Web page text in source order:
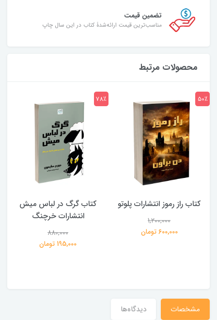
تضمین قیمت
مناسب‌ترین قیمت ارائه‌شدۀ کتاب در این سال چاپ
محصولات مرتبط
کتاب راز رموز انتشارات پلوتو
1,200,000
600,000 تومان
50٪
کتاب گرگ در لباس میش
انتشارات خرچنگ
880,000
195,000 تومان
78٪
مشخصات دیدگاه‌ها